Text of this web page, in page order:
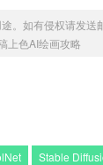
。如有侵权请发
上色AI绘画攻略
Stable